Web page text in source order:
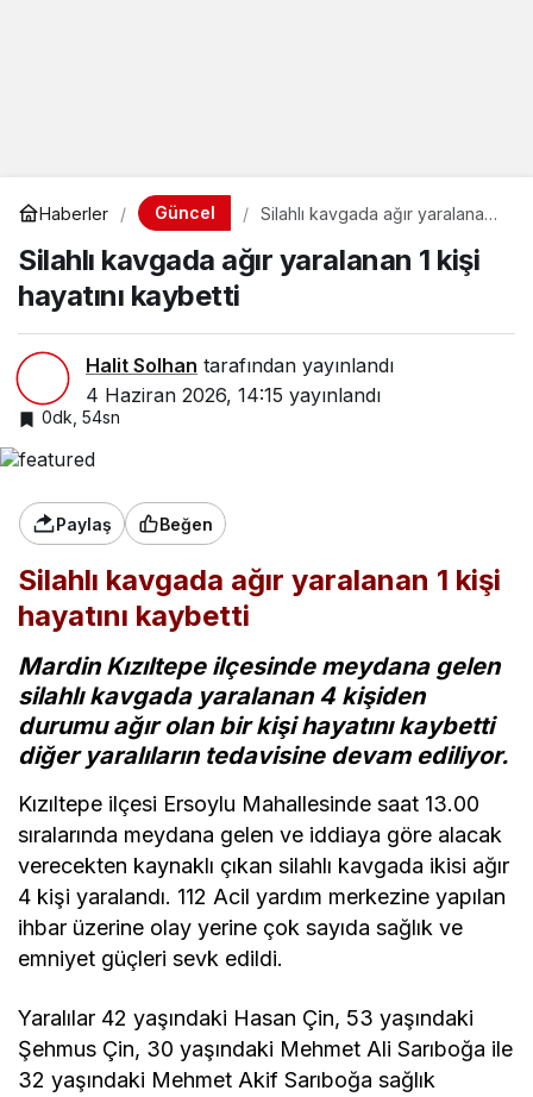
Haberler Güncel
Silahlı kavgada ağır yaralanan
Silahlı kavgada ağır yaralanan 1 kişi
hayatını kaybetti
Halit Solhan tarafından yayınlandı
4 Haziran 2026, 14:15 yayınlandı
0dk, 54sn
Paylaş Beğen
Silahlı kavgada ağır yaralanan 1 kişi
hayatını kaybetti
Mardin Kızıltepe ilçesinde meydana gelen
silahlı kavgada yaralanan 4 kişiden
durumu ağır olan bir kişi hayatını kaybetti
diğer yaralıların tedavisine devam ediliyor.
Kızıltepe ilçesi Ersoylu Mahallesinde saat 13.00
sıralarında meydana gelen ve iddiaya göre alacak
verecekten kaynaklı çıkan silahlı kavgada ikisi ağır
4 kişi yaralandı. 112 Acil yardım merkezine yapılan
ihbar üzerine olay yerine çok sayıda sağlık ve
emniyet güçleri sevk edildi.
Yaralılar 42 yaşındaki Hasan Çin, 53 yaşındaki
Şehmus Çin, 30 yaşındaki Mehmet Ali Sarıboğa ile
32 yaşındaki Mehmet Akif Sarıboğa sağlık